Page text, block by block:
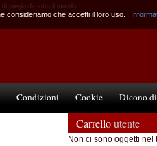
di pregio da tutto il mondo
Condizioni Cookie Dicono
Carrelloutente
Non ci sono oggetti nel
consideriamo che accetti il loro uso.